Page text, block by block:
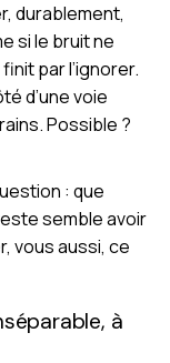
durablement,
si le bruit ne
par l’ignorer.
d’une voie
Possible ?
: que
semble avoir
vous aussi, ce
à